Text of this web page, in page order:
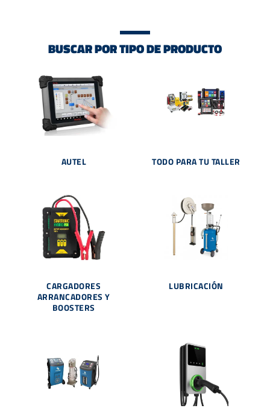
BUSCAR POR TIPO DE PRODUCTO
AUTEL TODO PARA TU TALLER
CARGADORES
ARRANCADORES Y
BOOSTERS
LUBRICACIÓN